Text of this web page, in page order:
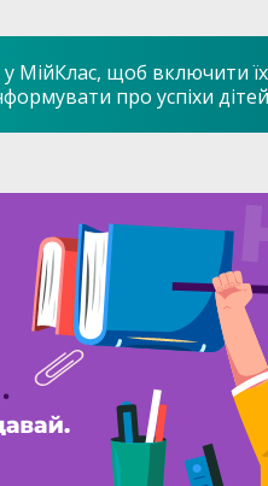
у МійКлас, щоб включити
про успіхи